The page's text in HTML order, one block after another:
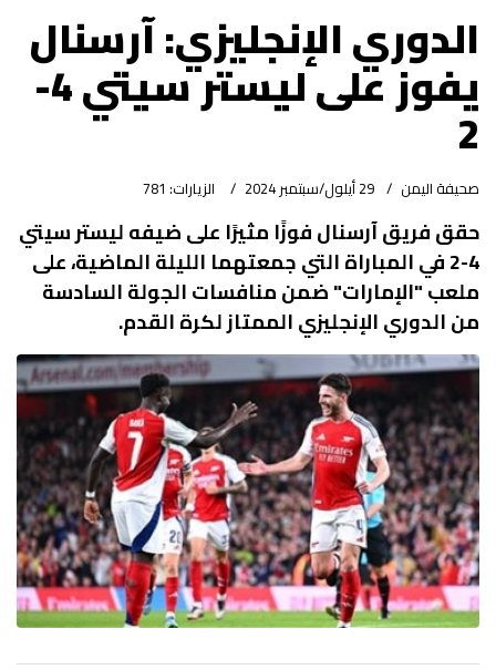
الدوري الإنجليزي: آرسنال
يفوز على ليستر سيتي 4-
2
صحيفة اليمن 29 أيلول/سبتمبر 2024 الزيارات: 781
حقق فريق آرسنال فوزًا مثيرًا على ضيفه ليستر سيتي
4-2 في المباراة التي جمعتهما الليلة الماضية، على
ملعب "الإمارات" ضمن منافسات الجولة السادسة
من الدوري الإنجليزي الممتاز لكرة القدم.